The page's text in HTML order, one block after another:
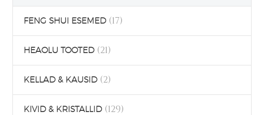
FENG SHUI ESEMED (17)
HEAOLU TOOTED (21)
KELLAD & KAUSID (2)
KIVID & KRISTALLID (129)